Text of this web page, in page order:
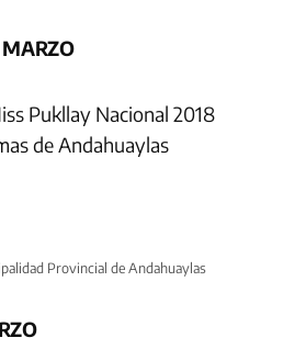
Pukllay Nacional 2018
de Andahuaylas
Provincial de Andahuaylas